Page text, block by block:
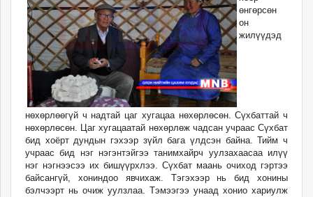
өнгөрсөн
он
жилүүдэд
нөхөрлөөгүй ч надтай цаг хугацаа нөхөрлөсөн. Сүхбаттай ч
нөхөрлөсөн. Цаг хугацаатай нөхөрлөж чадсан учраас Сүхбат
бид хоёрт дундын гэхээр зүйл бага үлдсэн байна. Тийм ч
учраас бид нэг нэгэнтэйгээ танимхайрч уулзахаасаа илүү
нэг нэгнээсээ их бишүүрхлээ. Сүхбат маань очиход гэртээ
байсангүй, хониндоо явчихаж. Тэгэхээр нь бид хонины
бэлчээрт нь очиж уулзлаа. Тэмээгээ унаад хонио хариулж